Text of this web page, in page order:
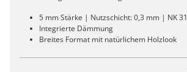
5 mm Stärke | Nutzschicht: 0,3 mm | NK 31
Integrierte Dämmung
Breites Format mit natürlichem Holzlook